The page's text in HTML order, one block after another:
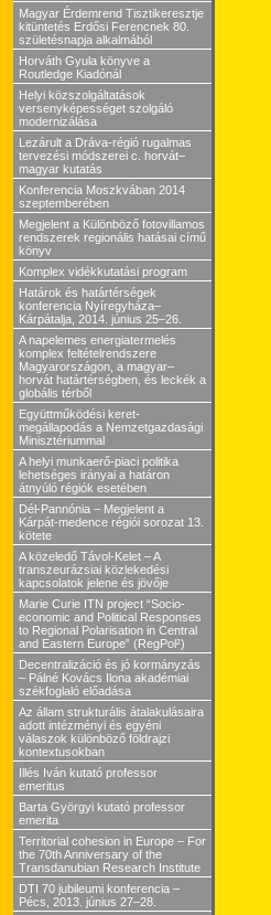
Magyar Érdemrend Tisztikeresztje
kitüntetés Erdősi Ferencnek 80.
születésnapja alkalmából
Horváth Gyula könyve a
Routledge Kiadónál
Helyi közszolgáltatások
versenyképességet szolgáló
modernizálása
Lezárult a Dráva-régió rugalmas
tervezési módszerei c. horvát–
magyar kutatás
Konferencia Moszkvában 2014
szeptemberében
Megjelent a Különböző fotovillamos
rendszerek regionális hatásai című
könyv
Komplex vidékkutatási program
Határok és határtérségek
konferencia Nyíregyháza–
Kárpátalja, 2014. június 25–26.
A napelemes energiatermelés
komplex feltételrendszere
Magyarországon, a magyar–
horvát határtérségben, és leckék a
globális térből
Együttműködési keret-
megállapodás a Nemzetgazdasági
Minisztériummal
A helyi munkaerő-piaci politika
lehetséges irányai a határon
átnyúló régiók esetében
Dél-Pannónia – Megjelent a
Kárpát-medence régiói sorozat 13.
kötete
A közeledő Távol-Kelet – A
transzeurázsiai közlekedési
kapcsolatok jelene és jövője
Marie Curie ITN project “Socio-
economic and Political Responses
to Regional Polarisation in Central
and Eastern Europe” (RegPol²)
Decentralizáció és jó kormányzás
– Pálné Kovács Ilona akadémiai
székfoglaló előadása
Az állam strukturális átalakulásaira
adott intézményi és egyéni
válaszok különböző földrajzi
kontextusokban
Illés Iván kutató professor
emeritus
Barta Györgyi kutató professor
emerita
Territorial cohesion in Europe – For
the 70th Anniversary of the
Transdanubian Research Institute
DTI 70 jubileumi konferencia –
Pécs, 2013. június 27–28.